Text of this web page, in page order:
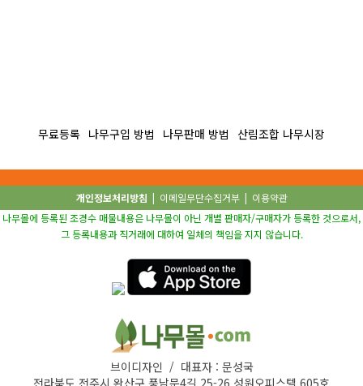
무료등록 나무구입 방법 나무판매 방법 산림조합 나무시장
개인정보처리방침 | 이메일무단수집거부| 이용약관
나무몰에 등록된 조경수 매물내용은 나무몰이 아닌 개별 판매자/구매자가 등록한 것으로서,
그 등록내용과 직거래에 대하여 일체의 책임을 지지 않습니다.
브이디자인 / 대표자 : 문성국
전라북도 전주시 완산구 풍남문4길 25-26 성원오피스텔 605호